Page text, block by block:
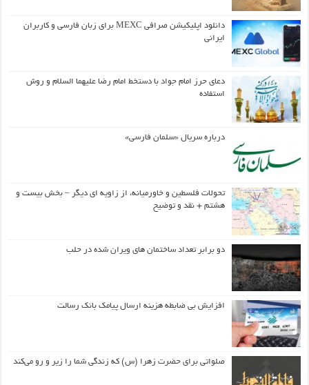
دانلود اپلیکیشن صرافی MEXC برای زبان فارسی و کاربران
ایرانی
دعای حرز امام جواد با دستخط امام رضا علیهما السلام و روش
استفاده
درباره سریال «سلمان فارسی»
تحولات فلسطین و خاورمیانه، از زاویه ای دیگر – بخش بیست و
هشتم + نقد و توضیح
دو برابر تعداد ساختمان های ویران شده در حلب
افزایش بی ضابطه هزینه ارسال پیامک بانک رسالت
صلواتی برای حضرت زهرا (س) که زندگی شما را زیر و رو می‌کند